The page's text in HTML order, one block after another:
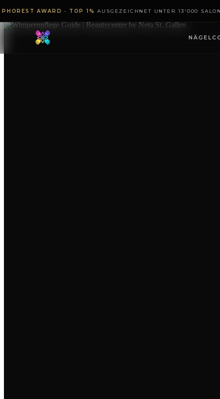
AWARD · TOP 1%· AUSGEZEICHNET UNTER 13'000
NÄGEL
HOME /THE BEAUTY EDIT/WIMPERNPFLEGE GUIDE |